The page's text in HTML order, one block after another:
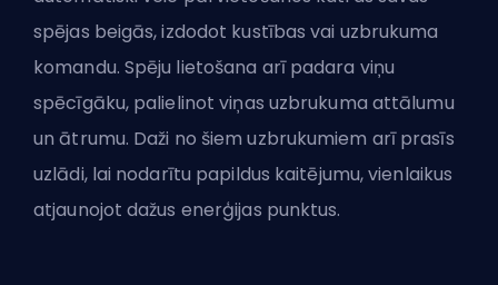
spējas beigās, izdodot kustības vai uzbrukuma
komandu. Spēju lietošana arī padara viņu
spēcīgāku, palielinot viņas uzbrukuma attālumu
un ātrumu. Daži no šiem uzbrukumiem arī prasīs
uzlādi, lai nodarītu papildus kaitējumu, vienlaikus
atjaunojot dažus enerģijas punktus.